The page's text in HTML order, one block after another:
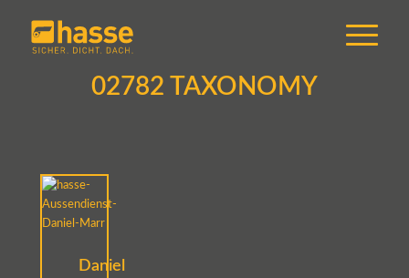
02782 TAXONOMY
Daniel